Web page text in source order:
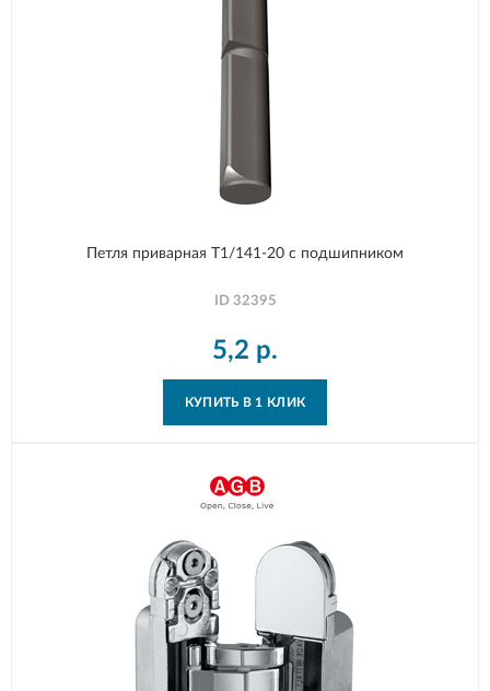
Петля приварная T1/141-20 с подшипником
ID 32395
5,2 р.
КУПИТЬ В 1 КЛИК